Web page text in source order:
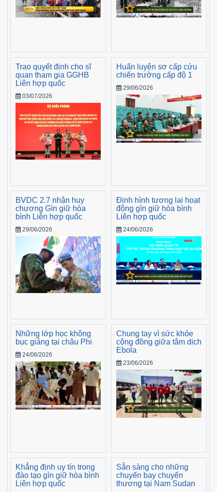
Trao quyết định cho sĩ
quan tham gia GGHB
Liên hợp quốc
03/07/2026
Huấn luyện sơ cấp cứu
chiến trường cấp độ 1
29/06/2026
BVDC 2.7 nhận huy
chương Gìn giữ hòa
bình Liên hợp quốc
29/06/2026
Định hình tương lai hoạt
động gìn giữ hòa bình
Liên hợp quốc
24/06/2026
Những lớp học không
bục giảng tại châu Phi
24/06/2026
Chung tay vì sức khỏe
cộng đồng giữa tâm dịch
Ebola
23/06/2026
Khẳng định uy tín trong
đào tạo gìn giữ hòa bình
Liên hợp quốc
Sẵn sàng cho những
chuyến bay chuyển
thương tại Nam Sudan